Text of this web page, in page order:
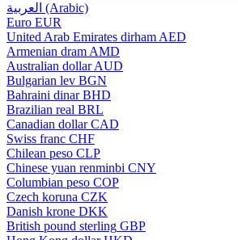
العربية (Arabic)
Euro EUR
United Arab Emirates dirham AED
Armenian dram AMD
Australian dollar AUD
Bulgarian lev BGN
Bahraini dinar BHD
Brazilian real BRL
Canadian dollar CAD
Swiss franc CHF
Chilean peso CLP
Chinese yuan renminbi CNY
Columbian peso COP
Czech koruna CZK
Danish krone DKK
British pound sterling GBP